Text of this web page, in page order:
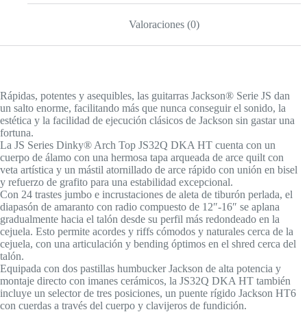
Valoraciones (0)
Rápidas, potentes y asequibles, las guitarras Jackson® Serie JS dan
un salto enorme, facilitando más que nunca conseguir el sonido, la
estética y la facilidad de ejecución clásicos de Jackson sin gastar una
fortuna.
La JS Series Dinky® Arch Top JS32Q DKA HT cuenta con un
cuerpo de álamo con una hermosa tapa arqueada de arce quilt con
veta artística y un mástil atornillado de arce rápido con unión en bisel
y refuerzo de grafito para una estabilidad excepcional.
Con 24 trastes jumbo e incrustaciones de aleta de tiburón perlada, el
diapasón de amaranto con radio compuesto de 12″-16″ se aplana
gradualmente hacia el talón desde su perfil más redondeado en la
cejuela. Esto permite acordes y riffs cómodos y naturales cerca de la
cejuela, con una articulación y bending óptimos en el shred cerca del
talón.
Equipada con dos pastillas humbucker Jackson de alta potencia y
montaje directo con imanes cerámicos, la JS32Q DKA HT también
incluye un selector de tres posiciones, un puente rígido Jackson HT6
con cuerdas a través del cuerpo y clavijeros de fundición.